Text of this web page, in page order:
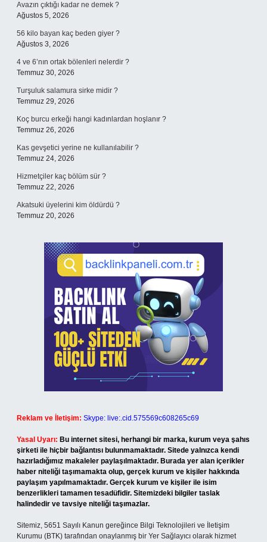
Avazın çıktığı kadar ne demek ?
Ağustos 5, 2026
56 kilo bayan kaç beden giyer ?
Ağustos 3, 2026
4 ve 6’nın ortak bölenleri nelerdir ?
Temmuz 30, 2026
Turşuluk salamura sirke midir ?
Temmuz 29, 2026
Koç burcu erkeği hangi kadınlardan hoşlanır ?
Temmuz 26, 2026
Kas gevşetici yerine ne kullanılabilir ?
Temmuz 24, 2026
Hizmetçiler kaç bölüm sür ?
Temmuz 22, 2026
Akatsuki üyelerini kim öldürdü ?
Temmuz 20, 2026
Reklam ve İletişim: Skype: live:.cid.575569c608265c69
Yasal Uyarı: Bu internet sitesi, herhangi bir marka, kurum veya şahıs
şirketi ile hiçbir bağlantısı bulunmamaktadır. Sitede yalnızca kendi
hazırladığımız makaleler paylaşılmaktadır. Burada yer alan içerikler
haber niteliği taşımamakta olup, gerçek kurum ve kişiler hakkında
paylaşım yapılmamaktadır. Gerçek kurum ve kişiler ile isim
benzerlikleri tamamen tesadüfidir. Sitemizdeki bilgiler taslak
halindedir ve tavsiye niteliği taşımazlar.
Sitemiz, 5651 Sayılı Kanun gereğince Bilgi Teknolojileri ve İletişim
Kurumu (BTK) tarafından onaylanmış bir Yer Sağlayıcı olarak hizmet